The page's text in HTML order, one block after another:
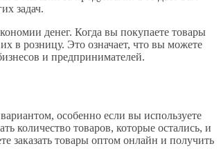
задач.
денег. Когда вы покупаете товары
в розницу. Это означает, что вы можете
и предпринимателей.
особенно если вы используете
количество товаров, которые остались, и
заказать товары оптом онлайн и получить